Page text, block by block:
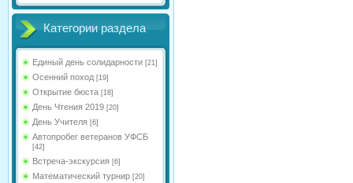
Категории раздела
Единый день солидарности [21]
Осенний поход [19]
Открытие бюста [18]
День Чтения 2019 [20]
День Учителя [6]
Автопробег ветеранов УФСБ
[42]
Встреча-экскурсия [6]
Математический турнир [20]